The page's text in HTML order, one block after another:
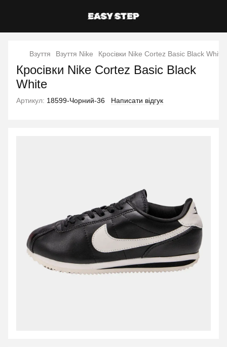
Взуття Взуття Nike Кросівки Nike Cortez Basic Black White
Кросівки Nike Cortez Basic Black
White
Артикул: 18599-Чорний-36 Написати відгук